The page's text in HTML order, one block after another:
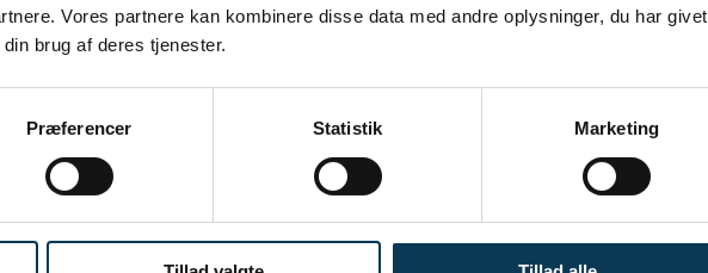
Vores partnere kan kombinere disse data med andre oplysninger, du har givet
brug af deres tjenester.
Præferencer Statistik Marketing
BÆREDYGTIGE AKTIER UDL.:
INDRE VÆRDI OG AFKAST
AFKAST OG INDRE VÆRDI